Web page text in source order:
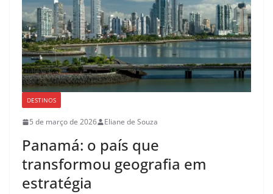
DESTINOS
5 de março de 2026 Eliane de Souza
Panamá: o país que
transformou geografia em
estratégia